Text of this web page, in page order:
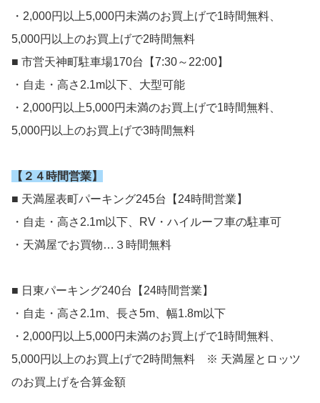
・2,000円以上5,000円未満のお買上げで1時間無料、
5,000円以上のお買上げで2時間無料
■ 市営天神町駐車場170台【7:30～22:00】
・自走・高さ2.1m以下、大型可能
・2,000円以上5,000円未満のお買上げで1時間無料、
5,000円以上のお買上げで3時間無料
【２４時間営業】
■ 天満屋表町パーキング245台【24時間営業】
・自走・高さ2.1m以下、RV・ハイルーフ車の駐車可
・天満屋でお買物…３時間無料
■ 日東パーキング240台【24時間営業】
・自走・高さ2.1m、長さ5m、幅1.8m以下
・2,000円以上5,000円未満のお買上げで1時間無料、
5,000円以上のお買上げで2時間無料 ※ 天満屋とロッツ
のお買上げを合算金額